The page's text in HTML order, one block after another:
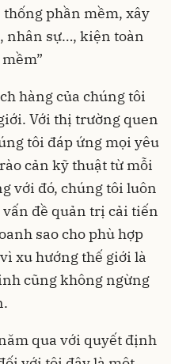
thống phần mềm, xây
nhân sự…, kiện toàn
hàng của chúng tôi
Với thị trường quen
tôi đáp ứng mọi yêu
cản kỹ thuật từ mỗi
với đó, chúng tôi luôn
đề quản trị cải tiến
sao cho phù hợp
xu hướng thế giới là
cũng không ngừng
qua với quyết định